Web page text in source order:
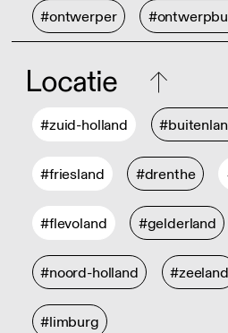
#ontwerper
Locatie
#zuid-holland
#friesland #drenthe
#flevoland #gelderland
#noord-holland #zeeland
#limburg